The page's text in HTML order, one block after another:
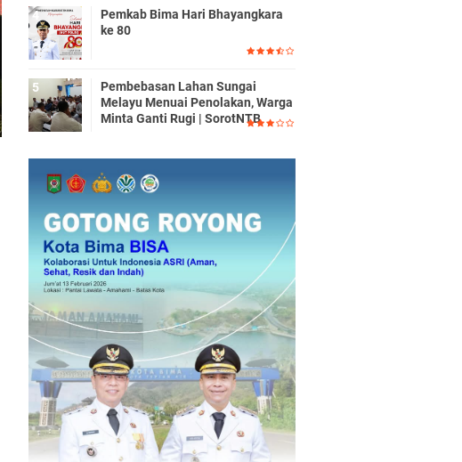
Pemkab Bima Hari Bhayangkara
ke 80
Pembebasan Lahan Sungai
Melayu Menuai Penolakan, Warga
Minta Ganti Rugi | SorotNTB